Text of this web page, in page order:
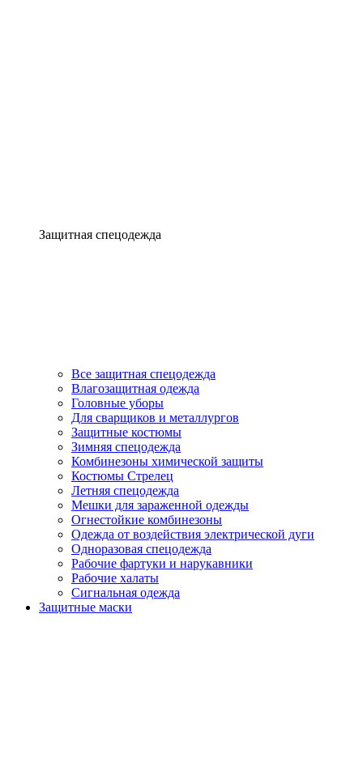
Защитная спецодежда
Все защитная спецодежда
Влагозащитная одежда
Головные уборы
Для сварщиков и металлургов
Защитные костюмы
Зимняя спецодежда
Комбинезоны химической защиты
Костюмы Стрелец
Летняя спецодежда
Мешки для зараженной одежды
Огнестойкие комбинезоны
Одежда от воздействия электрической дуги
Одноразовая спецодежда
Рабочие фартуки и нарукавники
Рабочие халаты
Сигнальная одежда
Защитные маски